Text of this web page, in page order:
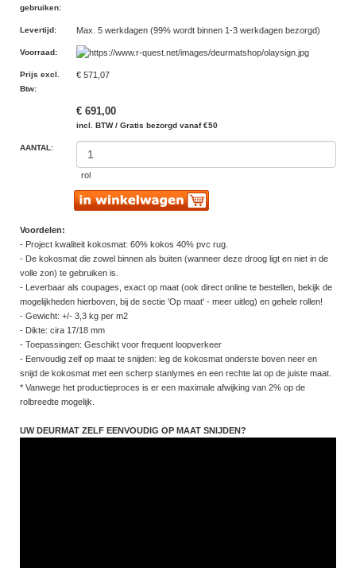
gebruiken:
Levertijd : Max. 5 werkdagen (99% wordt binnen 1-3 werkdagen bezorgd)
Voorraad :
Prijs excl.
Btw:
€ 571,07
€ 691,00
incl. BTW / Gratis bezorgd vanaf €50
AANTAL:
rol
Voordelen:
- Project kwaliteit kokosmat: 60% kokos 40% pvc rug.
- De kokosmat die zowel binnen als buiten (wanneer deze droog ligt en niet in de
volle zon) te gebruiken is.
- Leverbaar als coupages, exact op maat (ook direct online te bestellen, bekijk de
mogelijkheden hierboven, bij de sectie 'Op maat' - meer uitleg) en gehele rollen!
- Gewicht: +/- 3,3 kg per m2
- Dikte: cira 17/18 mm
- Toepassingen: Geschikt voor frequent loopverkeer
- Eenvoudig zelf op maat te snijden: leg de kokosmat onderste boven neer en
snijd de kokosmat met een scherp stanlymes en een rechte lat op de juiste maat.
* Vanwege het productieproces is er een maximale afwijking van 2% op de
rolbreedte mogelijk.
UW DEURMAT ZELF EENVOUDIG OP MAAT SNIJDEN?